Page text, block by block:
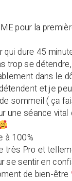
pour la
dure 45
trop se détendre,
dans le
et je
sommeil ( ça
une séance
à 100%
très Pro et
se sentir en
de bien-être